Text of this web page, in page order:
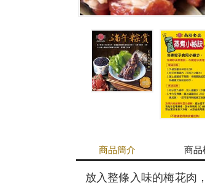
商品簡介 商品
放入整條入味的梅花肉